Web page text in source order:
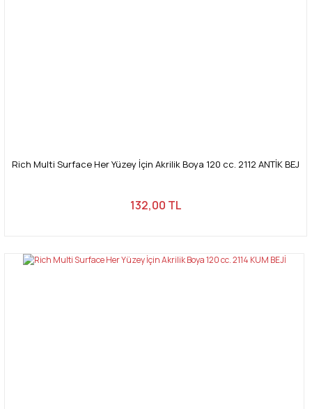
Rich Multi Surface Her Yüzey İçin Akrilik Boya 120 cc. 2112 ANTİK BEJ
132,00 TL